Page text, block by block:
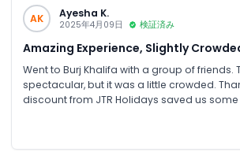
AK Ayesha K.
2025年4月09日 検証済み
Amazing Experience, Slightly
Went to Burj Khalifa with a group of friends.
spectacular, but it was a little crowded.
discount from JTR Holidays saved us